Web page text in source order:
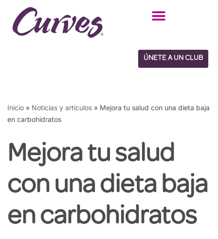
Saltar
ÚNETE A UN CLUB
Inicio » Noticias y artículos » Mejora tu salud con una dieta baja
en carbohidratos
Mejora tu salud
con una dieta baja
en carbohidratos